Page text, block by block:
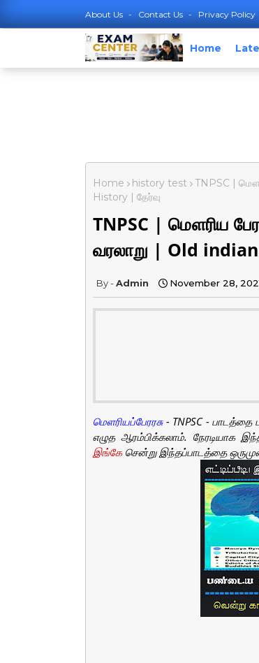
About Us Contact Us Privacy Policy
Home
Home history test
TNPSC |
History | தேர்வு
TNPSC | மௌரிய
வரலாறு | Old
Admin November 28,
மெளரியப்பேரரசு - TNPSC -
எழுத ஆரம்பிக்கலாம். நேரடியாக
இங்கே சென்று இந்தப்பாடத்தை